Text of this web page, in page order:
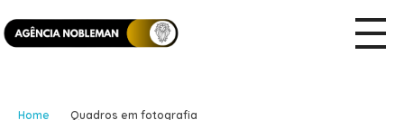
Home Quadros em fotografia